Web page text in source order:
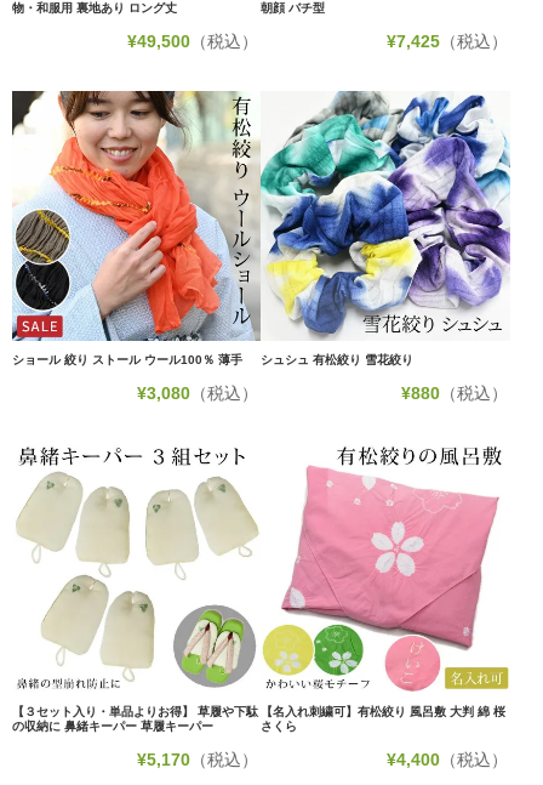
物・和服用 裏地あり ロング丈
¥49,500 （税込）
朝顔 バチ型
¥7,425（税込）
ショール 絞り ストール ウール100％ 薄手
¥3,080 （税込）
シュシュ 有松絞り 雪花絞り
¥880（税込）
【３セット入り・単品よりお得】 草履や下駄
の収納に 鼻緒キーパー 草履キーパー
¥5,170 （税込）
【名入れ刺繍可】有松絞り 風呂敷 大判 綿 桜
さくら
¥4,400（税込）